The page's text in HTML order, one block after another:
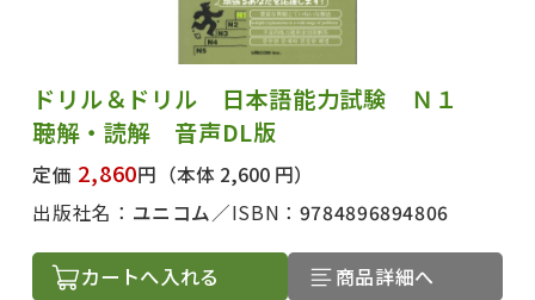
ドリル＆ドリル 日本語能力試験 Ｎ１
聴解・読解 音声DL版
定価 2,860円 （本体 2,600 円）
出版社名： ユニコム ISBN： 9784896894806
カートへ入れる 商品詳細へ